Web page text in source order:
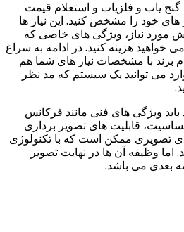
یاب و فلزیاب و استعلام قیمت
های خود را مشخص کنید. این نیاز ها
مورد نیاز، ویژگی های خاصی که
خواهید هزینه کنید. در ادامه به سراغ
برند با مشخصات نیاز های شما هم
می توانید یک سیستم که مد نظر
ویژگی های فنی مانند فرکانس
قابلیت های تصویر برداری
تصویری ممکن است که با تکنولوژی
اما وظیفه آن ها در نهایت تصویر
بعدی می باشد.